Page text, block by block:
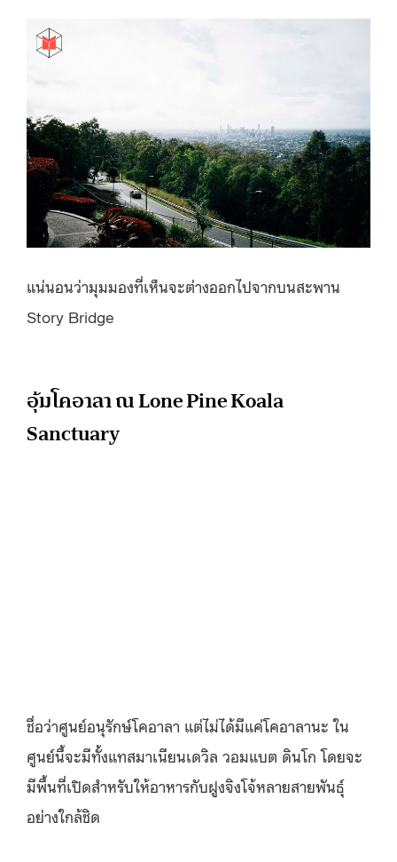
แน่นอนว่ามุมมองที่เห็นจะต่างออกไปจากบนสะพาน
Story Bridge
อุ้มโคอาลา ณ Lone Pine Koala
Sanctuary
ชื่อว่าศูนย์อนุรักษ์โคอาลา แต่ไม่ได้มีแค่โคอาลานะ ใน
ศูนย์นี้จะมีทั้งแทสมาเนียนเดวิล วอมแบต ดินโก โดยจะ
มีพื้นที่เปิดสำหรับให้อาหารกับฝูงจิงโจ้หลายสายพันธุ์
อย่างใกล้ชิด